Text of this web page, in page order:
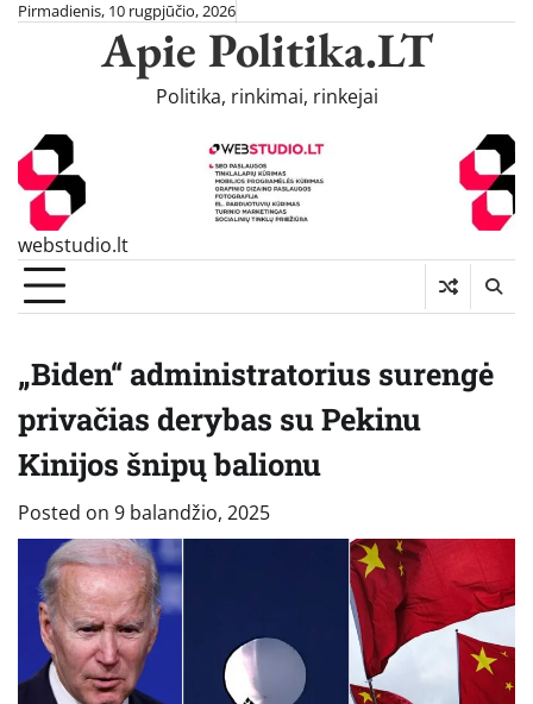
SkipPirmadienis, 10 rugpjūčio, 2026
Apie Politika.LT
Politika, rinkimai, rinkejai
webstudio.lt
„Biden“ administratorius surengė
privačias derybas su Pekinu
Kinijos šnipų balionu
Posted on 9 balandžio, 2025